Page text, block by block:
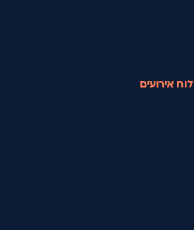
לוח אירועים